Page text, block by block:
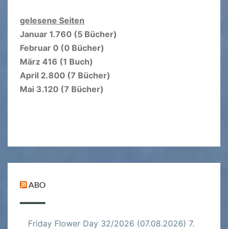
gelesene Seiten
Januar 1.760 (5 Bücher)
Februar 0 (0 Bücher)
März 416 (1 Buch)
April 2.800 (7 Bücher)
Mai 3.120 (7 Bücher)
ABO
Friday Flower Day 32/2026 (07.08.2026) 7.